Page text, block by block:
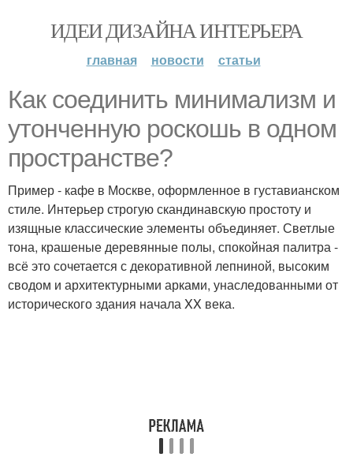
ИДЕИ ДИЗАЙНА ИНТЕРЬЕРА
главная новости статьи
Как соединить минимализм и
утонченную роскошь в одном
пространстве?
Пример - кафе в Москве, оформленное в густавианском
стиле. Интерьер строгую скандинавскую простоту и
изящные классические элементы объединяет. Светлые
тона, крашеные деревянные полы, спокойная палитра -
всё это сочетается с декоративной лепниной, высоким
сводом и архитектурными арками, унаследованными от
исторического здания начала XX века.